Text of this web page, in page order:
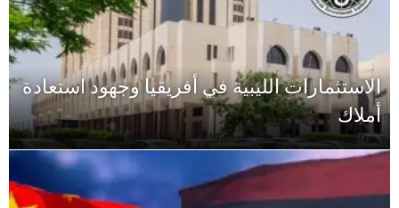
الاستثمارات الليبية في أفريقيا وجهود استعادة
أملاك